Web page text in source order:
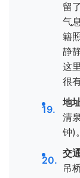
留
气
籍
静
这
很
地
清
钟)。
交
吊